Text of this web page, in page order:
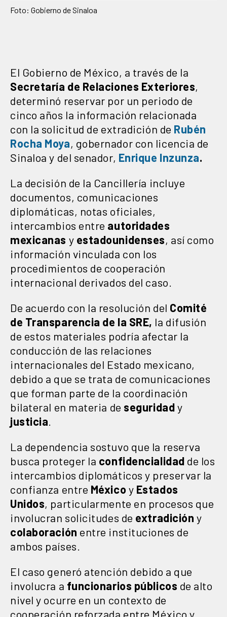
Foto: Gobierno de Sinaloa
El Gobierno de México, a través de la
Secretaría de Relaciones Exteriores,
determinó reservar por un periodo de
cinco años la información relacionada
con la solicitud de extradición de Rubén
Rocha Moya, gobernador con licencia de
Sinaloa y del senador, Enrique Inzunza.
La decisión de la Cancillería incluye
documentos, comunicaciones
diplomáticas, notas oficiales,
intercambios entre autoridades
mexicanas y estadounidenses, así como
información vinculada con los
procedimientos de cooperación
internacional derivados del caso.
De acuerdo con la resolución del Comité
de Transparencia de la SRE, la difusión
de estos materiales podría afectar la
conducción de las relaciones
internacionales del Estado mexicano,
debido a que se trata de comunicaciones
que forman parte de la coordinación
bilateral en materia de seguridady
justicia
La dependencia sostuvo que la reserva
busca proteger la confidencialidad de los
intercambios diplomáticos y preservar la
confianza entre México y Estados
Unidos, particularmente en procesos que
involucran solicitudes de extradición y
colaboración entre instituciones de
ambos países.
El caso generó atención debido a que
involucra a funcionarios públicos de alto
nivel y ocurre en un contexto de
cooperación reforzada entre México y